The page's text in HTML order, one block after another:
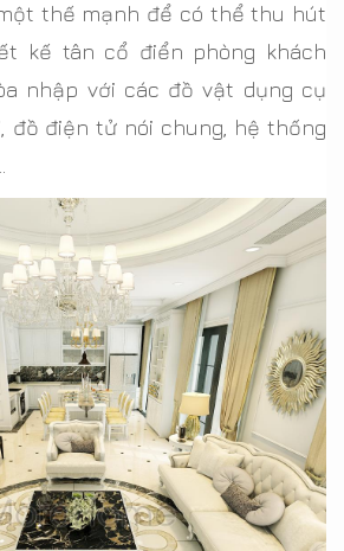
thế mạnh để có thể thu hút
kế tân cổ điển phòng khách
nhập với các đồ vật dụng cụ
đồ điện tử nói chung, hệ thống